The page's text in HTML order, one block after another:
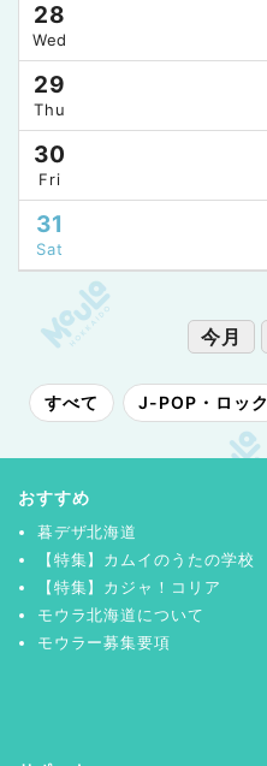
28
Wed
29
Thu
30
Fri
31
Sat
今月
すべて J-POP・ロック
おすすめ
暮デザ北海道
【特集】カムイのうたの学校
【特集】カジャ！コリア
モウラ北海道について
モウラー募集要項